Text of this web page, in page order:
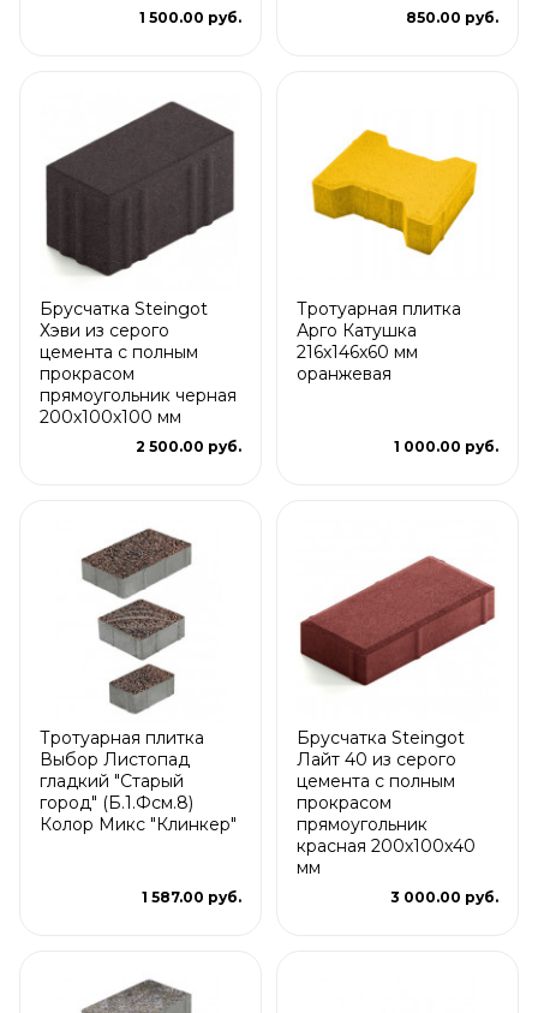
1 500.00 руб. 850.00 руб.
Брусчатка Steingot
Хэви из серого
цемента с полным
прокрасом
прямоугольник черная
200х100х100 мм
2 500.00 руб.
Тротуарная плитка
Арго Катушка
216x146x60 мм
оранжевая
1 000.00 руб.
Тротуарная плитка
Выбор Листопад
гладкий "Старый
город" (Б.1.Фсм.8)
Колор Микс "Клинкер"
1 587.00 руб.
Брусчатка Steingot
Лайт 40 из серого
цемента с полным
прокрасом
прямоугольник
красная 200х100х40
мм
3 000.00 руб.